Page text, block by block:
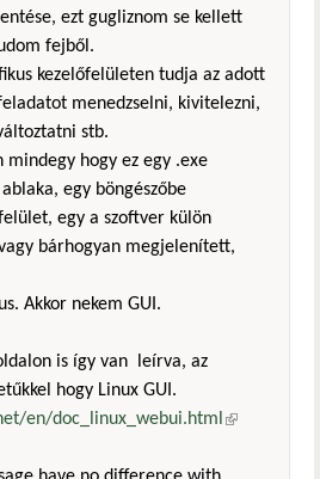
ezt gugliznom se kellett
fejből.
kezelőfelületen tudja az adott
menedzselni, kivitelezni,
stb.
mindegy hogy ez egy .exe
egy böngészőbe
egy a szoftver külön
bárhogyan megjelenített,
Akkor nekem GUI.
is így van leírva, az
hogy Linux GUI.
en/doc_linux_webui.html (külső